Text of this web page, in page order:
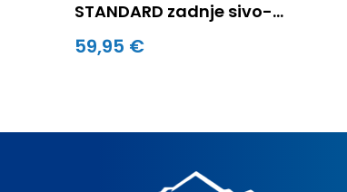
STANDARD zadnje sivo-
crveno
59,95 €